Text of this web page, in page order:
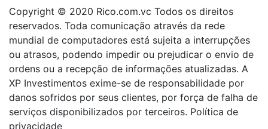
Copyright © 2020 Rico.com.vc Todos os direitos
reservados. Toda comunicação através da rede
mundial de computadores está sujeita a interrupções
ou atrasos, podendo impedir ou prejudicar o envio de
ordens ou a recepção de informações atualizadas. A
XP Investimentos exime-se de responsabilidade por
danos sofridos por seus clientes, por força de falha de
serviços disponibilizados por terceiros. Política de
privacidade